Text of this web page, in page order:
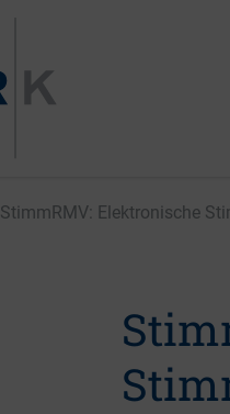
StimmRMV: Elektronische